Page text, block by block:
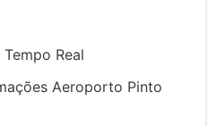
Real
Aeroporto Pinto